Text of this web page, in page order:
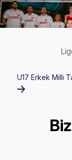
U17 Erkek Milli